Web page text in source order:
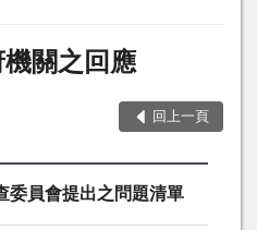
關之回應
回上一頁
委員會提出之問題清單